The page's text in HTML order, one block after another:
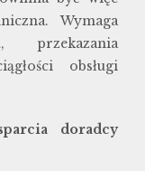
Wymaga
przekazania
obsługi
doradcy